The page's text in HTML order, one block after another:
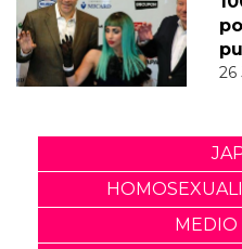
26
MEDIO